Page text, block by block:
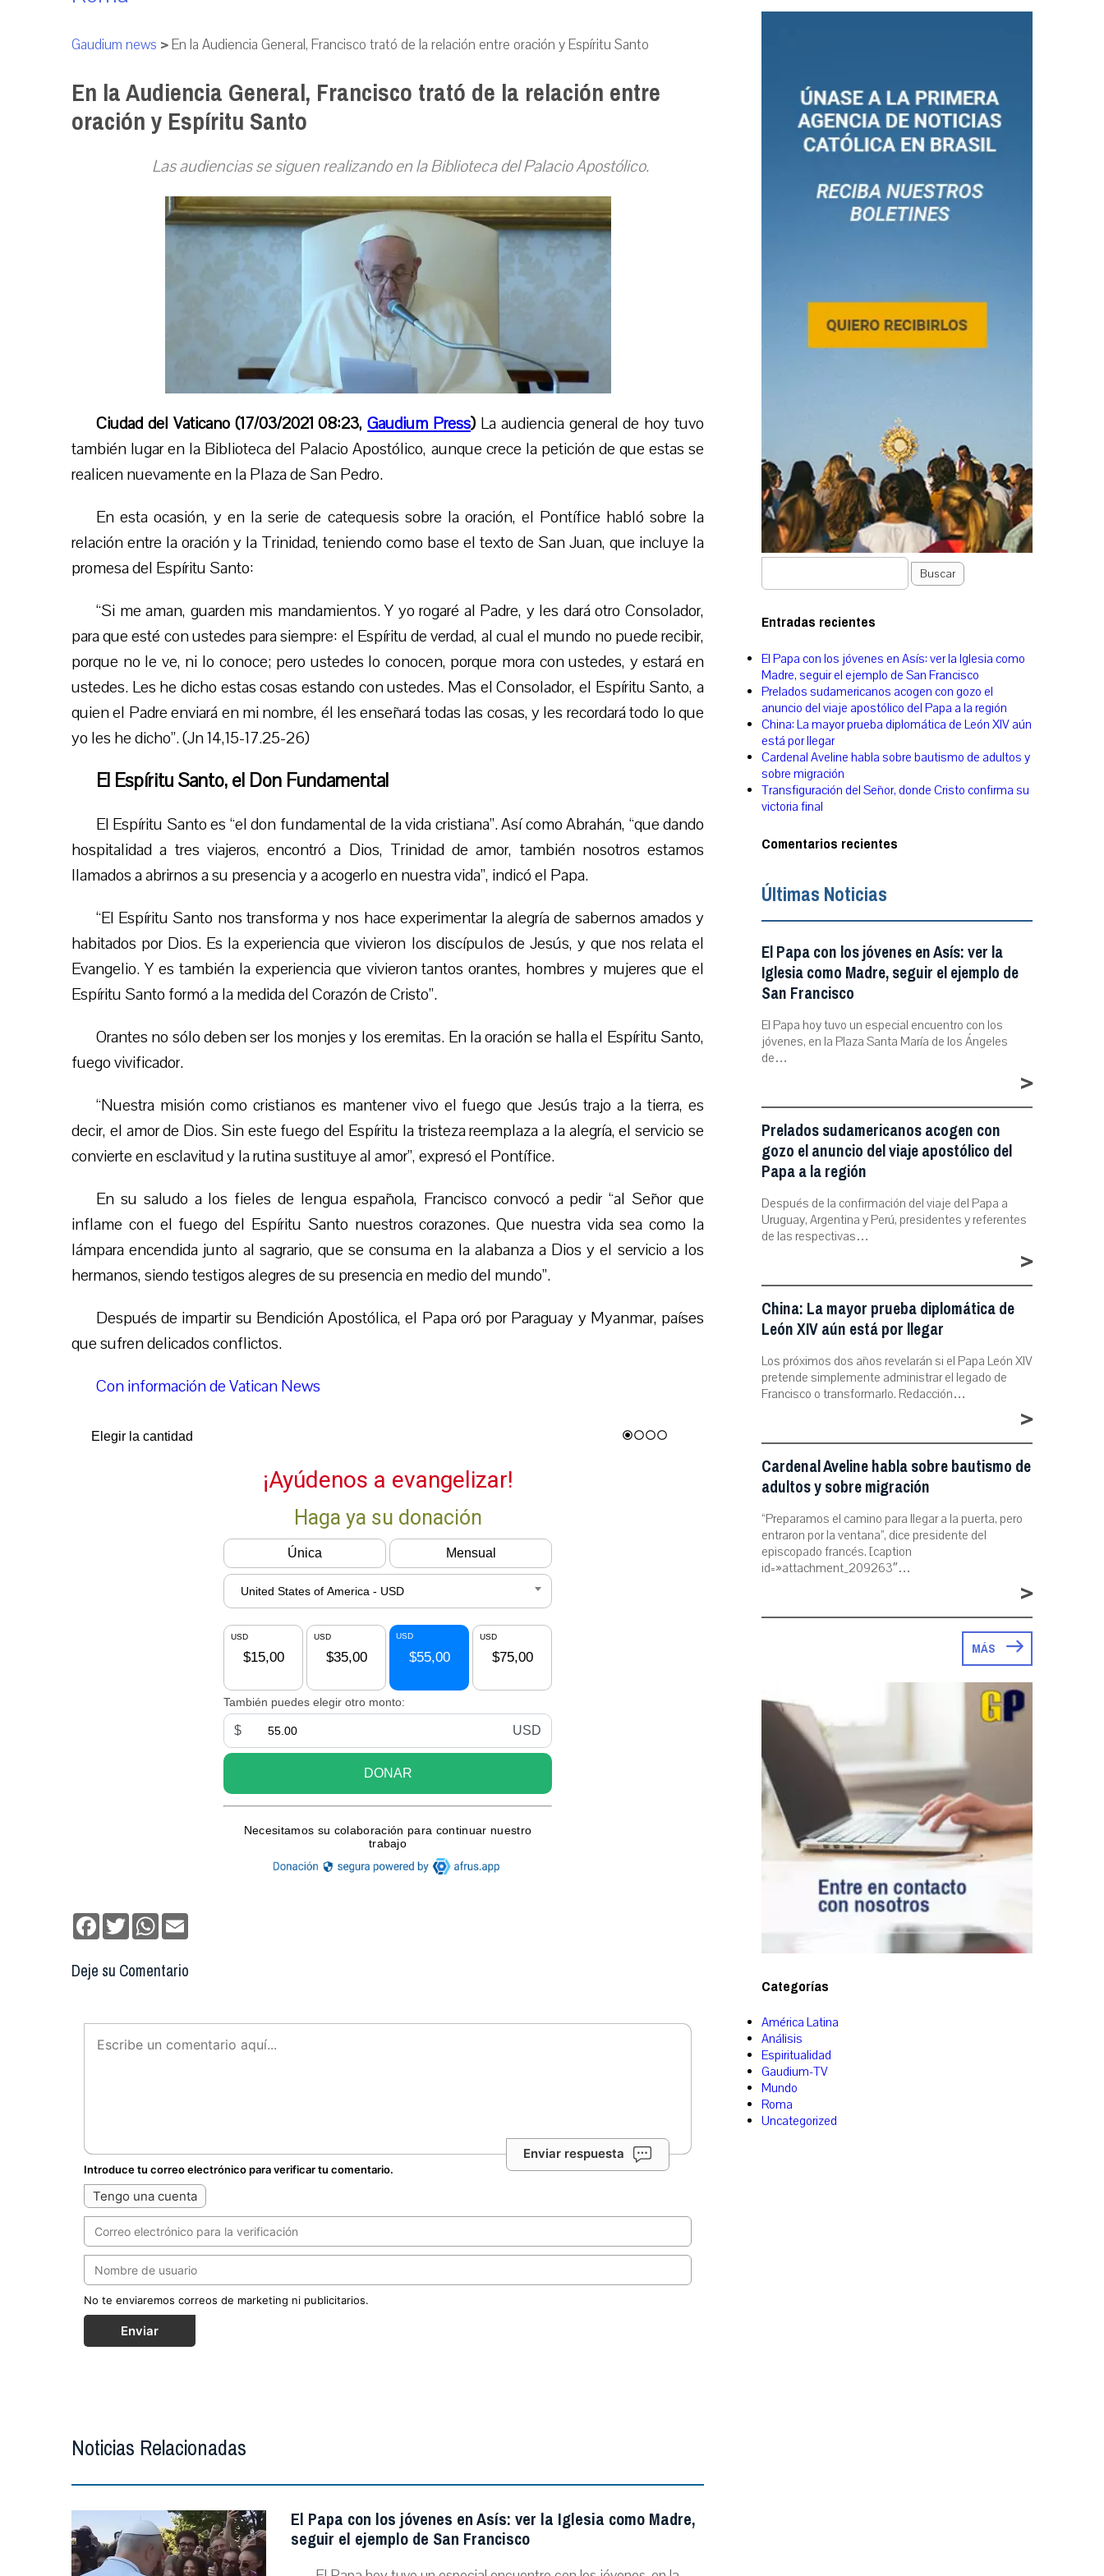
Gaudium news >En la Audiencia General, Francisco trató de la relación entre oración y Espíritu Santo
En la Audiencia General, Francisco trató de la relación entre
oración y Espíritu Santo
Las audiencias se siguen realizando en la Biblioteca del Palacio Apostólico.
Ciudad del Vaticano(17/03/2021 08:23,Gaudium Press) La audiencia general de hoy tuvo
también lugar en la Biblioteca del Palacio Apostólico, aunque crece la petición de que estas se
realicen nuevamente en la Plaza de San Pedro.
En esta ocasión, y en la serie de catequesis sobre la oración, el Pontífice habló sobre la
relación entre la oración y la Trinidad, teniendo como base el texto de San Juan, que incluye la
promesa del Espíritu Santo:
“Si me aman, guarden mis mandamientos. Y yo rogaré al Padre, y les dará otro Consolador,
para que esté con ustedes para siempre: el Espíritu de verdad, al cual el mundo no puede recibir,
porque no le ve, ni lo conoce; pero ustedes lo conocen, porque mora con ustedes, y estará en
ustedes. Les he dicho estas cosas estando con ustedes. Mas el Consolador, el Espíritu Santo, a
quien el Padre enviará en mi nombre, él les enseñará todas las cosas, y les recordará todo lo que
yo les he dicho”. (Jn 14,15-17.25-26)
El Espíritu Santo, el Don Fundamental
El Espíritu Santo es “el don fundamental de la vida cristiana”. Así como Abrahán, “que dando
hospitalidad a tres viajeros, encontró a Dios, Trinidad de amor, también nosotros estamos
llamados a abrirnos a su presencia y a acogerlo en nuestra vida”, indicó el Papa.
“El Espíritu Santo nos transforma y nos hace experimentar la alegría de sabernos amados y
habitados por Dios. Es la experiencia que vivieron los discípulos de Jesús, y que nos relata el
Evangelio. Y es también la experiencia que vivieron tantos orantes, hombres y mujeres que el
Espíritu Santo formó a la medida del Corazón de Cristo”.
Orantes no sólo deben ser los monjes y los eremitas. En la oración se halla el Espíritu Santo,
fuego vivificador.
“Nuestra misión como cristianos es mantener vivo el fuego que Jesús trajo a la tierra, es
decir, el amor de Dios. Sin este fuego del Espíritu la tristeza reemplaza a la alegría, el servicio se
convierte en esclavitud y la rutina sustituye al amor”, expresó el Pontífice.
En su saludo a los fieles de lengua española, Francisco convocó a pedir “al Señor que
inflame con el fuego del Espíritu Santo nuestros corazones. Que nuestra vida sea como la
lámpara encendida junto al sagrario, que se consuma en la alabanza a Dios y el servicio a los
hermanos, siendo testigos alegres de su presencia en medio del mundo”.
Después de impartir su Bendición Apostólica, el Papa oró por Paraguay y Myanmar, países
que sufren delicados conflictos.
Con información de Vatican News
Facebook
TwitterWhatsApp
Deje su Comentario
Enviar respuesta
Introduce tu correo electrónico para verificar tu comentario.
Tengo una cuenta
No te enviaremos correos de marketing ni publicitarios.
Enviar
Noticias Relacionadas
El Papa con los jóvenes en Asís: ver la Iglesia como Madre,
seguir el ejemplo de San Francisco
Buscar
Entradas recientes
El Papa con los jóvenes en Asís: ver la Iglesia como
Madre, seguir el ejemplo de San Francisco
Prelados sudamericanos acogen con gozo el
anuncio del viaje apostólico del Papa a la región
China: La mayor prueba diplomática de León XIV aún
está por llegar
Cardenal Aveline habla sobre bautismo de adultos y
sobre migración
Transfiguración del Señor, donde Cristo confirma su
victoria final
Comentarios recientes
Últimas Noticias
El Papa con los jóvenes en Asís: ver la
Iglesia como Madre, seguir el ejemplo de
San Francisco
El Papa hoy tuvo un especial encuentro con los
jóvenes, en la Plaza Santa María de los Ángeles
de…
>
Prelados sudamericanos acogen con
gozo el anuncio del viaje apostólico del
Papa a la región
Después de la confirmación del viaje del Papa a
Uruguay, Argentina y Perú, presidentes y referentes
de las respectivas…
>
China: La mayor prueba diplomática de
León XIV aún está por llegar
Los próximos dos años revelarán si el Papa León XIV
pretende simplemente administrar el legado de
Francisco o transformarlo. Redacción…
>
Cardenal Aveline habla sobre bautismo de
adultos y sobre migración
“Preparamos el camino para llegar a la puerta, pero
entraron por la ventana”, dice presidente del
episcopado francés. [caption
id=»attachment_209263″…
>
MÁS
Categorías
América Latina
Análisis
Espiritualidad
Gaudium-TV
Mundo
Roma
Uncategorized